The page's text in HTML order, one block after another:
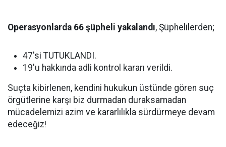
Operasyonlarda 66 şüpheli yakalandı, Şüphelilerden;
47'si TUTUKLANDI.
19'u hakkında adli kontrol kararı verildi.
Suçta kibirlenen, kendini hukukun üstünde gören suç
örgütlerine karşı biz durmadan duraksamadan
mücadelemizi azim ve kararlılıkla sürdürmeye devam
edeceğiz!